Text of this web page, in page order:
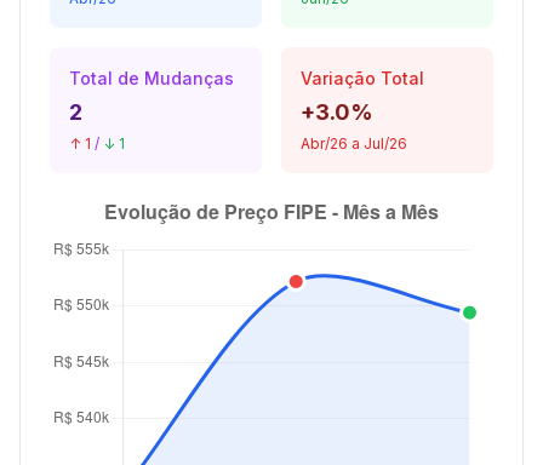
Total de Mudanças
2
↑ 1 / ↓ 1
Variação Total
+3.0%
Abr/26 a Jul/26